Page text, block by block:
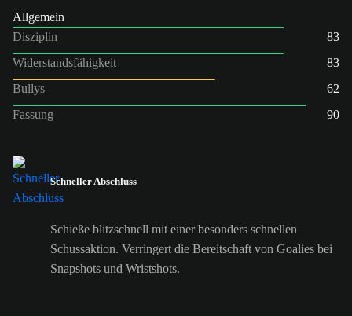
Allgemein
Disziplin
83
Widerstandsfähigkeit
83
Bullys
62
Fassung
90
Schneller Abschluss
Schieße blitzschnell mit einer besonders schnellen
Schussaktion. Verringert die Bereitschaft von Goalies bei
Snapshots und Wristshots.